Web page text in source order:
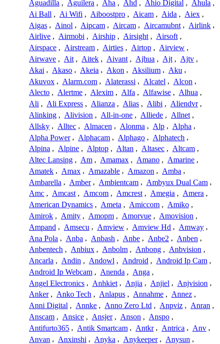
Aguadilla , Aguilera , Aha , Ahd , Ahio Digital , Ahula ,
Ai Ball , Ai Wifi , Aiboostpro , Aicam , Aida , Aiex ,
Aigas , Ainol , Aipcam , Aircam , Aircamubnt , Airlink ,
Airlive , Airmobi , Airship , Airsight , Airsoft ,
Airspace , Airstream , Airties , Airtop , Airview ,
Airwave , Ait , Aitek , Aivant , Ajhua , Ajt , Ajtv ,
Akai , Akaso , Akeia , Akon , Aksilium , Aku ,
Akuvox , Alarm.com , Alaterassi , Alcatel , Alcon ,
Alecto , Alertme , Alexim , Alfa , Alfawise , Alhua ,
Ali , Ali Express , Alianza , Alias , Alibi , Aliendvr ,
Alinking , Alivision , All-in-one , Alliede , Allnet ,
Allsky , Alltec , Almacen , Alonma , Alp , Alpha ,
Alpha Power , Alphacam , Alphago , Alphatech ,
Alpina , Alpine , Alptop , Altan , Altasec , Altcam ,
Altec Lansing , Am , Amamax , Amano , Amarine ,
Amatek , Amax , Amazable , Amazon , Amba ,
Ambarella , Amber , Ambientcam , Ambyux Dual Cam ,
Amc , Amcast , Amcom , Amcrest , Amegia , Amera ,
American Dynamics , Ameta , Amiccom , Amiko ,
Amirok , Amity , Amopm , Amorvue , Amovision ,
Ampand , Amsecu , Amview , Amview Hd , Amway ,
Ana Pola , Anba , Anbash , Anbe , Anbe2 , Anben ,
Anbentech , Anbiux , Anbolm , Anbong , Anbvision ,
Ancarla , Andin , Andowl , Android , Android Ip Cam ,
Android Ip Webcam , Anenda , Anga ,
Angel Electronics , Anhkiet , Anjia , Anjiel , Anjvision ,
Anker , Anko Tech , Anlapus , Annahme , Annez ,
Anni Digital , Annke , Anno Zero Ltd , Anpviz , Anran ,
Anscam , Ansice , Ansjer , Anson , Anspo ,
Antifurto365 , Antik Smartcam , Antkr , Antrica , Anv ,
Anvan , Anxinshi , Anyka , Anykeeper , Anysun ,